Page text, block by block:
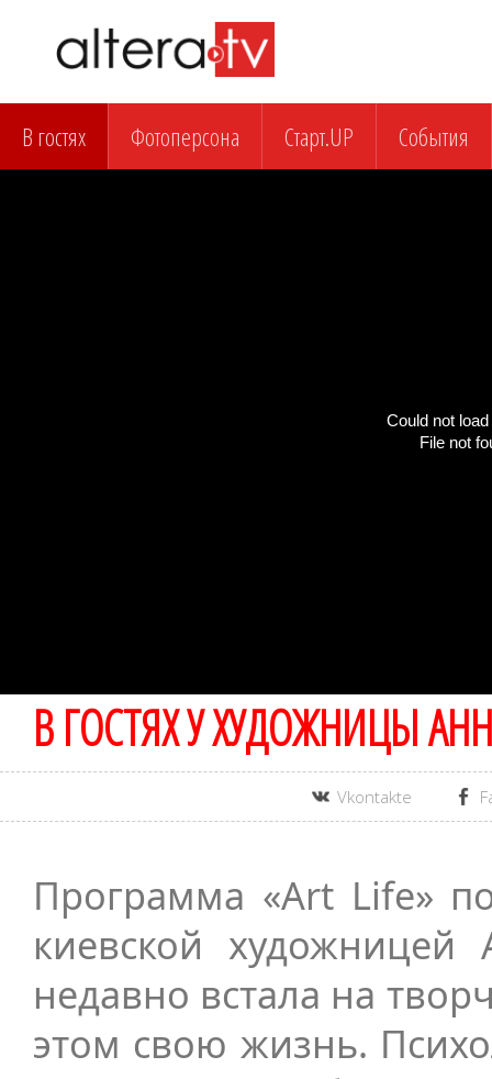
В гостях Фотоперсона Старт.UP События
Could not
File not
В ГОСТЯХ У ХУДОЖНИЦЫ
Vkontakte
Программа «Art Life»
киевской
недавно встала на
этом свою жизнь.